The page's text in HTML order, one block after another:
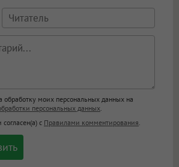
<u>, <i>, <em>, <s>, <big>,
<sub>, <pre>, <ul>, <ol>, <li>,
экранирует HTML,
становятся
img] будет
обработку моих персональных данных на
персональных данных
с Правилами комментирования